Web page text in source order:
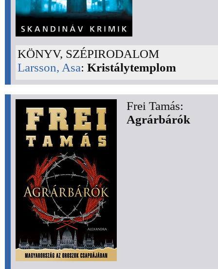
KÖNYV, SZÉPIRODALOM
Larsson, Asa: Kristálytemplom
Frei Tamás:
Agrárbárók